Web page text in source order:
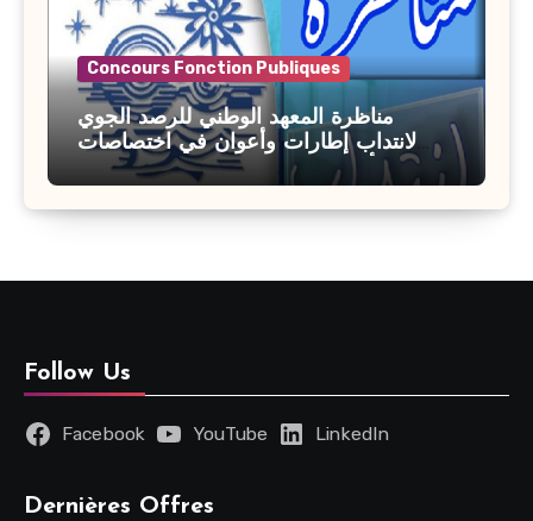
Concours Fonction Publiques
مناظرة المعهد الوطني للرصد الجوي
لانتداب إطارات وأعوان في اختصاصات
مختلفة : أخر اجل للترشح 27 جويلية 2026
Follow Us
Facebook YouTube LinkedIn
Dernières Offres